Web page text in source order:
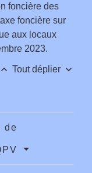
foncière des
foncière sur
aux locaux
2023.
keyboard_arrow_up Tout déplier keyboard_arrow_down
de